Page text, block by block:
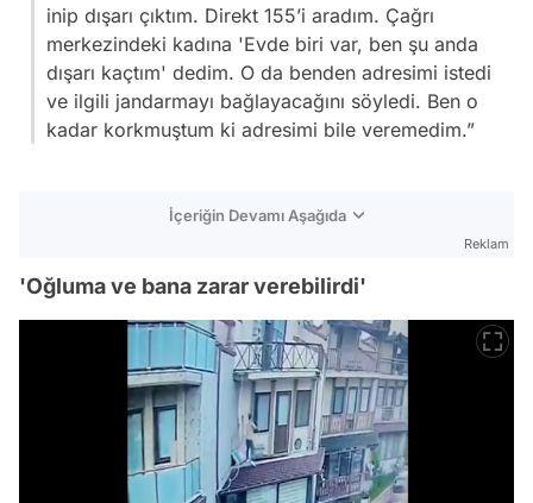
inip dışarı çıktım. Direkt 155’i aradım. Çağrı
merkezindeki kadına 'Evde biri var, ben şu anda
dışarı kaçtım' dedim. O da benden adresimi istedi
ve ilgili jandarmayı bağlayacağını söyledi. Ben o
kadar korkmuştum ki adresimi bile veremedim.”
İçeriğin Devamı Aşağıda
Reklam
'Oğluma ve bana zarar verebilirdi'